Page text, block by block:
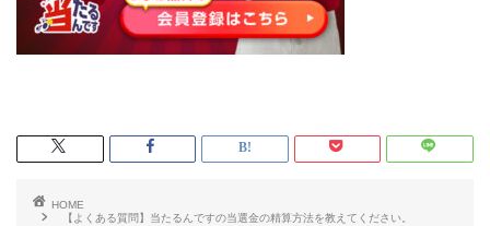
HOME
【よくある質問】当たるんですの当選金の精算方法を教えてください。